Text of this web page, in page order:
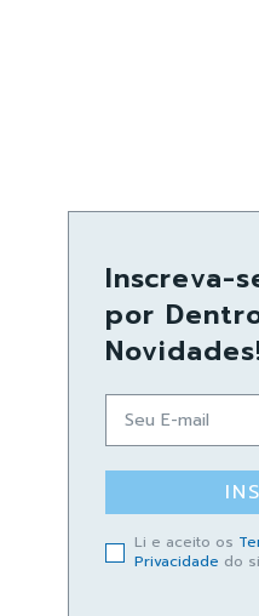
Inscreva-
por
Li e aceito os
Privacidade do